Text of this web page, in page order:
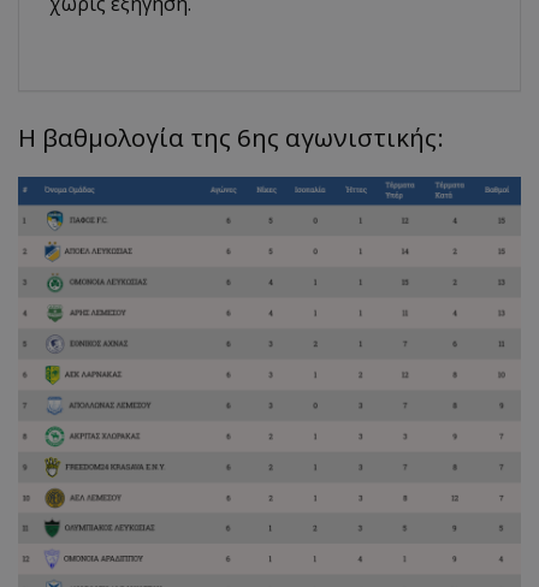
Η βαθμολογία της 6ης αγωνιστικής: